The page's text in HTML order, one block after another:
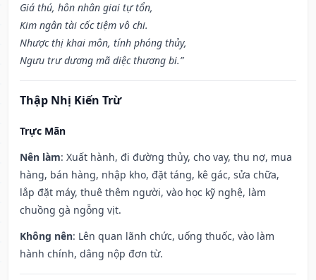
Giá thú, hôn nhân giai tự tổn,
Kim ngân tài cốc tiệm vô chi.
Nhược thị khai môn, tính phóng thủy,
Ngưu trư dương mã diệc thương bi.”
Thập Nhị Kiến Trừ
Trực Mãn
Nên làm: Xuất hành, đi đường thủy, cho vay, thu nợ, mua
hàng, bán hàng, nhập kho, đặt táng, kê gác, sửa chữa,
lắp đặt máy, thuê thêm người, vào học kỹ nghệ, làm
chuồng gà ngỗng vịt.
Không nên: Lên quan lãnh chức, uống thuốc, vào làm
hành chính, dâng nộp đơn từ.